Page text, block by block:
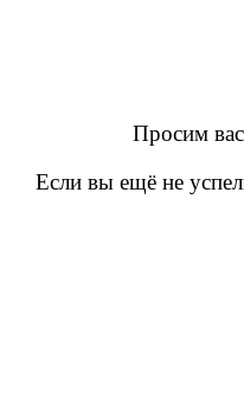
Просим
Если вы ещё не